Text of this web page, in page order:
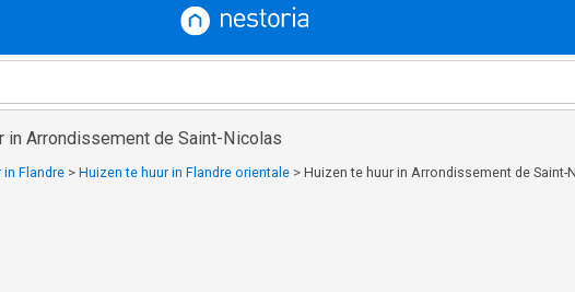
in Arrondissement de Saint-Nicolas
in Flandre > Huizen te huur in Flandre orientale > Huizen te huur in Arrondissement de Saint-